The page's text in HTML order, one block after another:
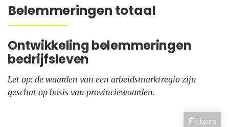
Belemmeringen totaal
Ontwikkeling belemmeringen
bedrijfsleven
Let op: de waarden van een arbeidsmarktregio zijn
geschat op basis van provinciewaarden.
Filters